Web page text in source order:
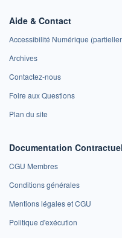
Aide & Contact
Accessibilité Numérique
Archives
Contactez-nous
Foire aux Questions
Plan du site
Documentation
CGU Membres
Conditions générales
Mentions légales et CGU
Politique d'exécution